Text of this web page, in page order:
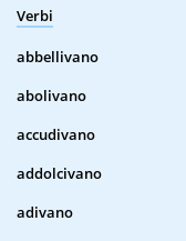
Verbi
abbellivano
abolivano
accudivano
addolcivano
adivano